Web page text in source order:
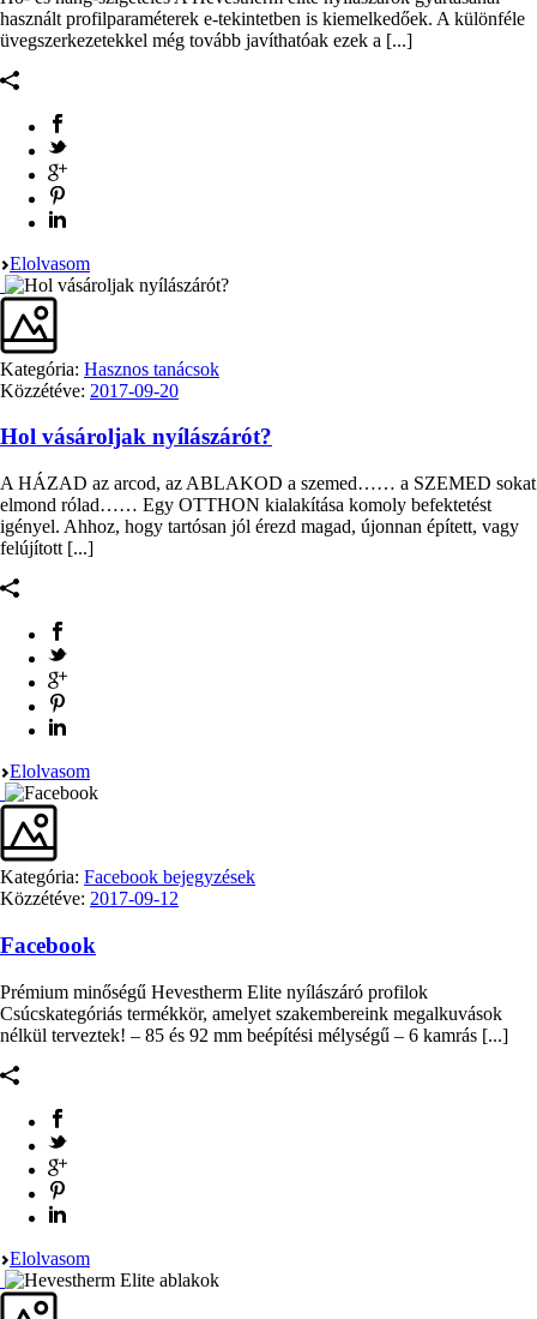
használt profilparaméterek e-tekintetben is kiemelkedőek. A különféle
üvegszerkezetekkel még tovább javíthatóak ezek a [...]
Elolvasom
Kategória: Hasznos tanácsok
Közzétéve: 2017-09-20
Hol vásároljak nyílászárót?
A HÁZAD az arcod, az ABLAKOD a szemed…… a SZEMED sokat
elmond rólad…… Egy OTTHON kialakítása komoly befektetést
igényel. Ahhoz, hogy tartósan jól érezd magad, újonnan épített, vagy
felújított [...]
Elolvasom
Kategória: Facebook bejegyzések
Közzétéve: 2017-09-12
Facebook
Prémium minőségű Hevestherm Elite nyílászáró profilok
Csúcskategóriás termékkör, amelyet szakembereink megalkuvások
nélkül terveztek! – 85 és 92 mm beépítési mélységű – 6 kamrás [...]
Elolvasom